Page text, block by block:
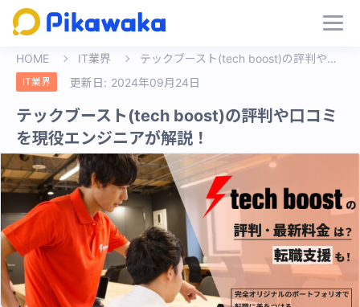
HOME IT業界 テックブースト(tech boost)の評判や口コミを現役エンジニアが解説！
IT業界 更新日: 2024年09月24日
テックブースト(tech boost)の評判や口コミ
を現役エンジニアが解説！